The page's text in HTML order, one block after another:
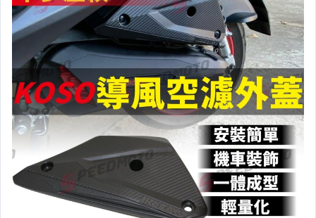
居家、家具與園藝
男性精品與服飾
手錶與飾品配件
家電與影音視聽
美食與地方特產